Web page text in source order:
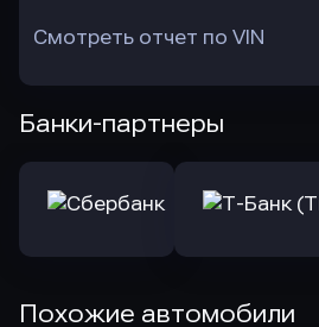
Смотреть отчет по VIN
Банки-партнеры
Похожие автомобили